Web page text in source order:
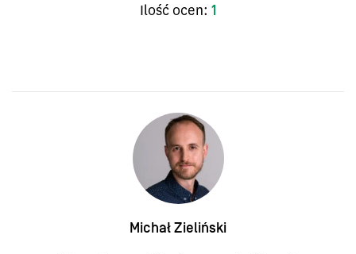
Ilość ocen: 1
Michał Zieliński